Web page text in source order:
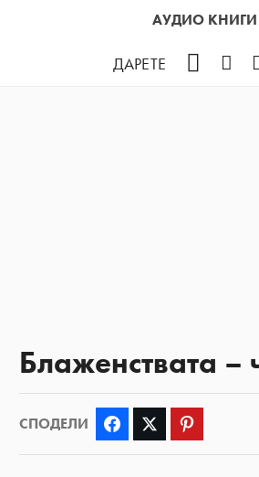
АУДИО КНИГИ
ДАРЕТЕ
Блаженствата –
СПОДЕЛИ Facebook Twitter